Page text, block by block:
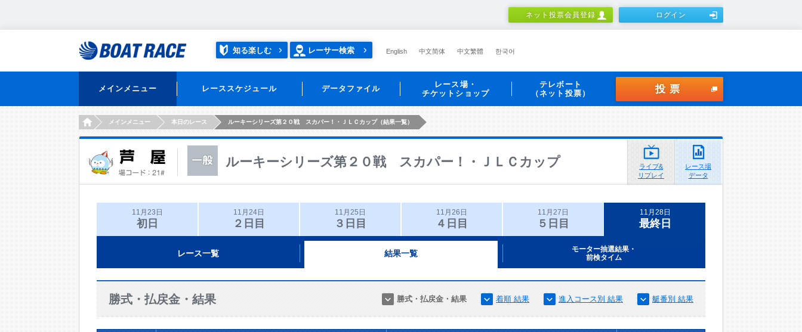
ネット投票会員登録 ログイン
知る楽しむ レーサー検索 English 中文简体 中文繁體 한국어
メインメニュー レーススケジュール データファイル
レース場・
チケットショップ
テレボート
（ネット投票）
投票
HOMEメインメニュー 本日のレース ルーキーシリーズ第２０戦 スカパー！・ＪＬＣカップ（結果一覧）
ルーキーシリーズ第２０戦 スカパー！・ＪＬＣカップ
ライブ&
リプレイ
レース場
データ
11月23日
初日
11月24日
２日目
11月25日
３日目
11月26日
４日目
11月27日
５日目
11月28日
最終日
レース一覧 結果一覧
モーター抽選結果・
前検タイム
勝式・払戻金・結果 勝式・払戻金・結果 着順 結果 進入コース別 結果 艇番別 結果